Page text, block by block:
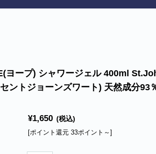
ヨープ) シャワージェル 400ml
ントジョーンズワート) 天然成分93
¥1,650 (税込)
[ポイント還元 33ポイント～]